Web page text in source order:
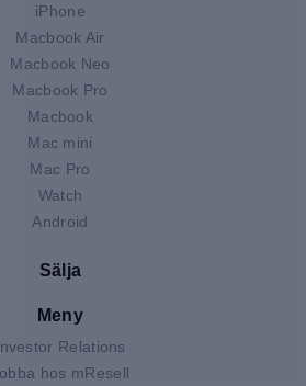
iPhone
Macbook Air
Macbook Neo
Macbook Pro
Macbook
Mac mini
Mac Pro
Watch
Android
Sälja
Meny
Relations
hos mResell